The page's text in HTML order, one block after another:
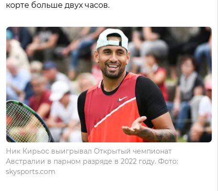
корте больше двух часов.
Ник Кирьос выигрывал Открытый чемпионат
Австралии в парном разряде в 2022 году. Фото:
skysports.com